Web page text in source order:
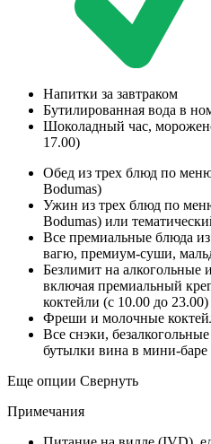
Напитки за завтраком
Бутилированная вода в
Шоколадный час,
17.00)
Обед из трех блюд по
Bodumas)
Ужин из трех блюд по
Bodumas) или
Все премиальные блюда
вагю, премиум-суши,
Безлимит на алкогольные
включая премиальный
коктейли (с 10.00 до 23.00)
Фреши и молочные
Все снэки,
бутылки вина в мини-баре
Еще опции Свернуть
Примечания